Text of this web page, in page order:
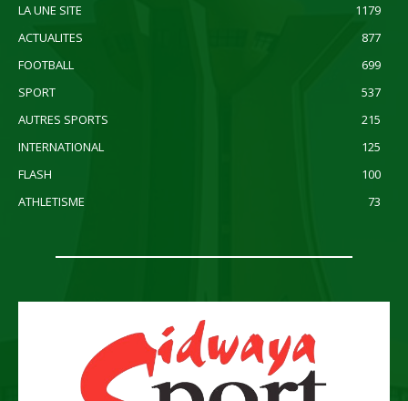
LA UNE SITE
1179
ACTUALITES
877
FOOTBALL
699
SPORT
537
AUTRES SPORTS
215
INTERNATIONAL
125
FLASH
100
ATHLETISME
73